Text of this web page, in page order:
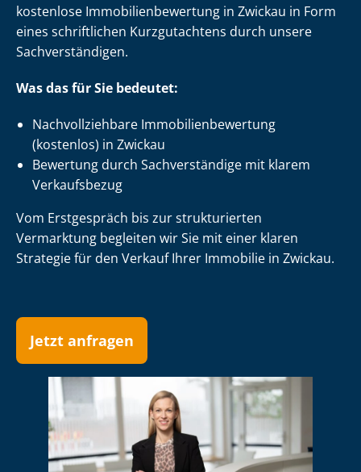
kostenlose Im­mo­bi­li­en­be­wer­tung in Zwickau in Form
eines schriftlichen Kurzgutachtens durch unsere
Sach­ver­stän­di­gen.
Was das für Sie bedeutet:
Nach­voll­zieh­ba­re Im­mo­bi­li­en­be­wer­tung
(kostenlos) in Zwickau
Bewertung durch Sachverständige mit klarem
Verkaufsbezug
Vom Erstgespräch bis zur strukturierten
Vermarktung begleiten wir Sie mit einer klaren
Strategie für den Verkauf Ihrer Immobilie in Zwickau.
Jetzt anfragen